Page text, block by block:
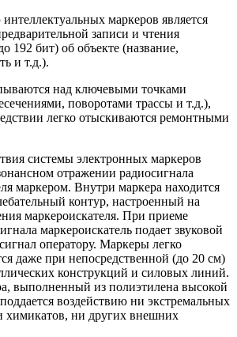
маркеров является
записи и чтения
192 бит) об объекте (название,
и т.д.).
над ключевыми точками
поворотами трассы и т.д.),
легко отыскиваются ремонтными
системы электронных маркеров
отражении радиосигнала
маркером. Внутри маркера находится
контур, настроенный на
маркероискателя. При приеме
маркероискатель подает звуковой
оператору. Маркеры легко
даже при непосредственной (до 20 см)
конструкций и силовых линий.
выполненный из полиэтилена высокой
воздействию ни экстремальных
химикатов, ни других внешних